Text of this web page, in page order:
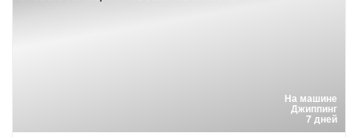
На машине
Джиппинг
7 дней